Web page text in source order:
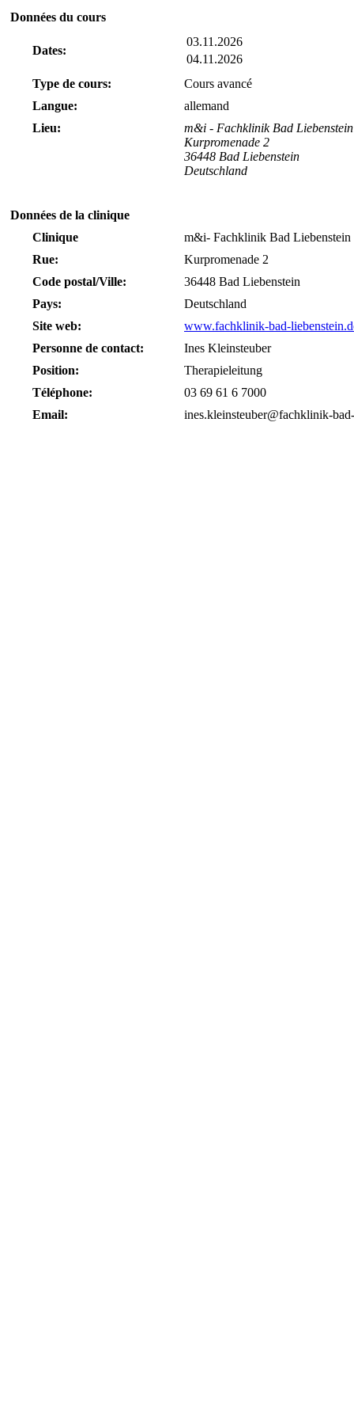
Données du cours
Dates:
03.11.2026
04.11.2026
Type de cours:
Cours avancé
Langue:
allemand
Lieu:
m&i - Fachklinik Bad Liebenstein
Kurpromenade 2
36448 Bad Liebenstein
Deutschland
Données de la clinique
Clinique
m&i- Fachklinik Bad Liebenstein
Rue:
Kurpromenade 2
Code postal/Ville:
36448 Bad Liebenstein
Pays:
Deutschland
Site web:
www.fachklinik-bad-
Personne de contact:
Ines Kleinsteuber
Position:
Therapieleitung
Téléphone:
03 69 61 6 7000
Email:
ines.kleinsteuber@fachklinik-